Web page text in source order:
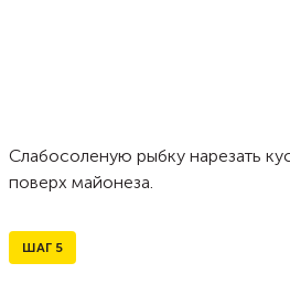
Слабосоленую рыбку нарезать
поверх майонеза.
ШАГ 5